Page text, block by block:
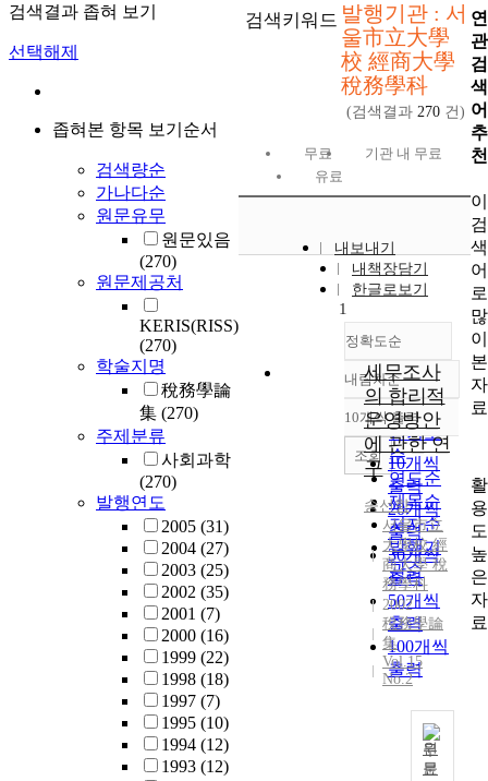
검색결과 좁혀 보기
선택해제
좁혀본 항목 보기순서
검색량순
가나다순
원문유무
원문있음
(270)
원문제공처
KERIS(RISS)
(270)
학술지명
稅務學論
集 (270)
주제분류
사회과학
(270)
발행연도
2005 (31)
2004 (27)
2003 (25)
2002 (35)
2001 (7)
2000 (16)
1999 (22)
1998 (18)
1997 (7)
1995 (10)
1994 (12)
1993 (12)
검색키워드 발행기관 : 서
울市立大學
校 經商大學
稅務學科
(검색결과 270 건)
무료
기관 내 무료
유료
내보내기
내책장담기
한글로보기
정확도순
정확도
순
인기도
순
연도순
제목순
저자순
발행기
관순
내림차순
내림차순
10개씩 출력
10개씩
출력
20개씩
출력
30개씩
출력
50개씩
출력
100개씩
출력
조회
1
세무조사
의 합리적
운영방안
에 관한 연
구
송선향
서울市立
大學校 經
商大學 稅
務學科
2002
稅務學論
集
Vol.15
No.2
원
문
연
관
검
색
어
추
천
이
검
색
어
로
많
이
본
자
료
활
용
도
높
은
자
료